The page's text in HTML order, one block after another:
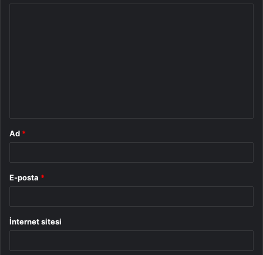
Ad *
E-posta *
İnternet sitesi